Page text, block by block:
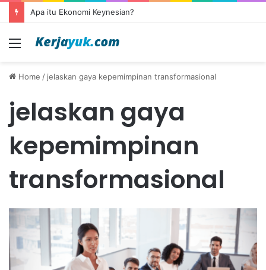
Apa itu Ekonomi Keynesian?
Menu
Home / jelaskan gaya kepemimpinan transformasional
jelaskan gaya
kepemimpinan
transformasional